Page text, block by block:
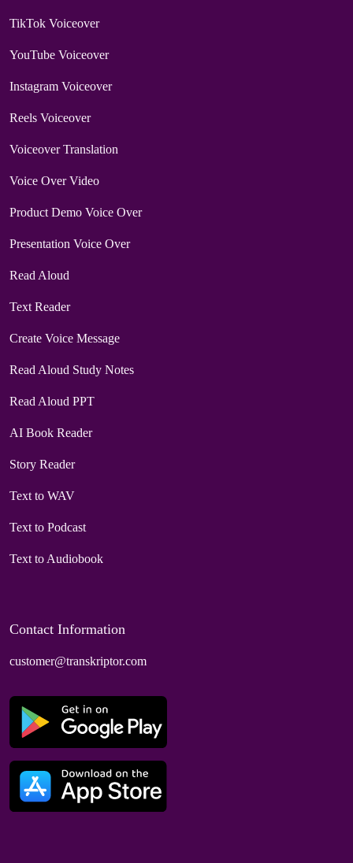
TikTok Voiceover
YouTube Voiceover
Instagram Voiceover
Reels Voiceover
Voiceover Translation
Voice Over Video
Product Demo Voice Over
Presentation Voice Over
Read Aloud
Text Reader
Create Voice Message
Read Aloud Study Notes
Read Aloud PPT
AI Book Reader
Story Reader
Text to WAV
Text to Podcast
Text to Audiobook
Contact Information
customer@transkriptor.com